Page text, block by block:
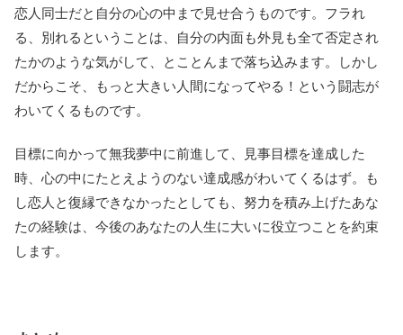
恋人同士だと自分の心の中まで見せ合うものです。フラれ
る、別れるということは、自分の内面も外見も全て否定され
たかのような気がして、とことんまで落ち込みます。しかし
だからこそ、もっと大きい人間になってやる！という闘志が
わいてくるものです。
目標に向かって無我夢中に前進して、見事目標を達成した
時、心の中にたとえようのない達成感がわいてくるはず。も
し恋人と復縁できなかったとしても、努力を積み上げたあな
たの経験は、今後のあなたの人生に大いに役立つことを約束
します。